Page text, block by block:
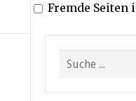
Fremde Seiten